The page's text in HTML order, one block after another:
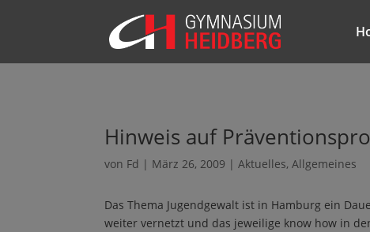
Hinweis auf
von Fd | März 26, 2009 | Aktuelles, Allgemeines
Das Thema Jugendgewalt ist in Hamburg ein
weiter vernetzt und das jeweilige know how in